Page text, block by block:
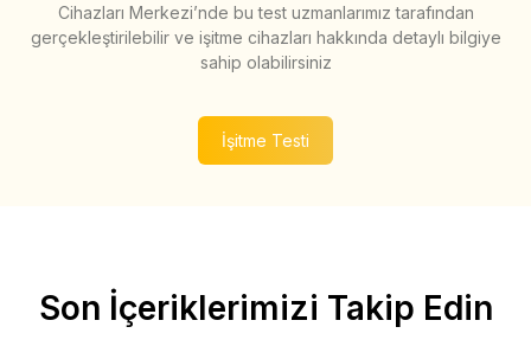
Cihazları Merkezi’nde bu test uzmanlarımız tarafından
gerçekleştirilebilir ve işitme cihazları hakkında detaylı bilgiye
sahip olabilirsiniz
İşitme Testi
Son İçeriklerimizi Takip Edin